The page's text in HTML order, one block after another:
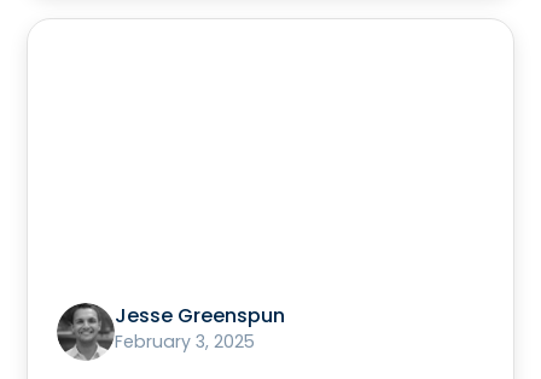
Jesse Greenspun
February 3, 2025